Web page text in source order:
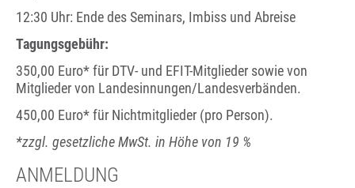
12:30 Uhr: Ende des Seminars, Imbiss und Abreise
Tagungsgebühr:
350,00 Euro* für DTV- und EFIT-Mitglieder sowie von
Mitglieder von Landesinnungen/Landesverbänden.
450,00 Euro* für Nichtmitglieder (pro Person).
*zzgl. gesetzliche MwSt. in Höhe von 19 %
ANMELDUNG